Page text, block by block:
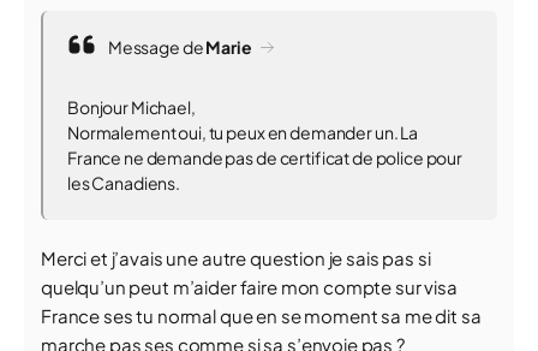
Message deMarie
Bonjour Michael,
Normalement oui, tu peux en demander un. La
France ne demande pas de certificat de police pour
les Canadiens.
Merci et j’avais une autre question je sais pas si
quelqu’un peut m’aider faire mon compte sur visa
France ses tu normal que en se moment sa me dit sa
marche pas ses comme si sa s’envoie pas ?